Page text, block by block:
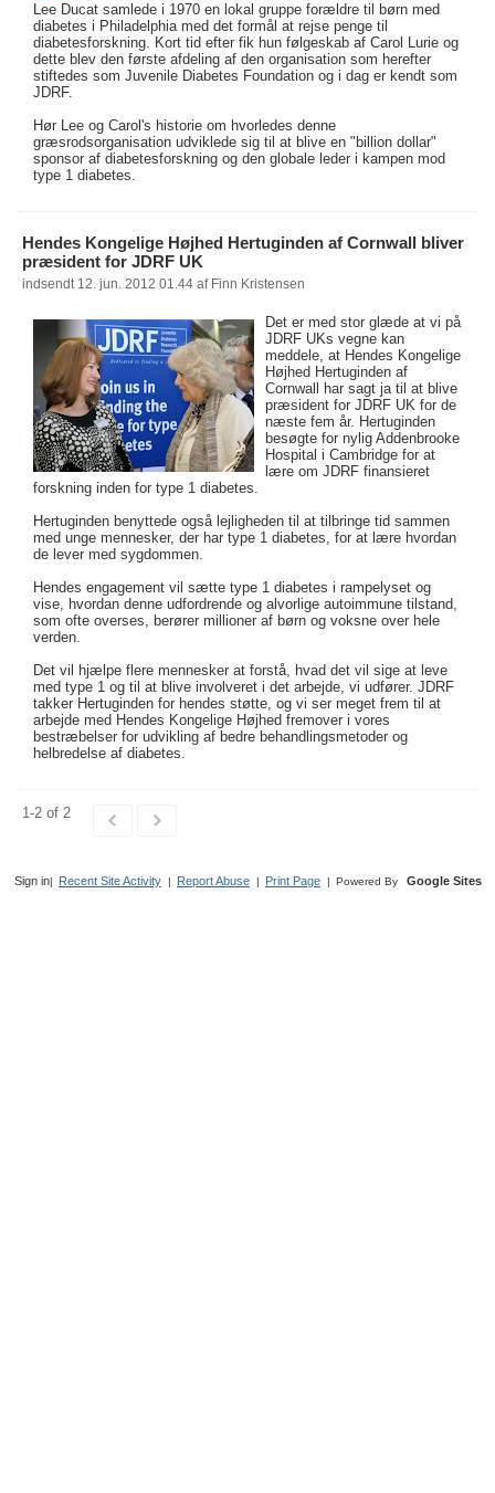
Lee Ducat samlede i 1970 en lokal gruppe forældre til børn med
diabetes i Philadelphia med det formål at rejse penge til
diabetesforskning. Kort tid efter fik hun følgeskab af Carol Lurie og
dette blev den første afdeling af den organisation som herefter
stiftedes som Juvenile Diabetes Foundation og i dag er kendt som
JDRF.
Hør Lee og Carol's historie om hvorledes denne
græsrodsorganisation udviklede sig til at blive en "billion dollar"
sponsor af diabetesforskning og den globale leder i kampen mod
type 1 diabetes.
Hendes Kongelige Højhed Hertuginden af Cornwall bliver
præsident for JDRF UK
indsendt 12. jun. 2012 01.44 af Finn Kristensen
Det er med stor glæde at vi på
JDRF UKs vegne kan
meddele, at Hendes Kongelige
Højhed Hertuginden af
Cornwall har sagt ja til at blive
præsident for JDRF UK for de
næste fem år. Hertuginden
besøgte for nylig Addenbrooke
Hospital i Cambridge for at
lære om JDRF finansieret
forskning inden for type 1 diabetes.
Hertuginden benyttede også lejligheden til at tilbringe tid sammen
med unge mennesker, der har type 1 diabetes, for at lære hvordan
de lever med sygdommen.
Hendes engagement vil sætte type 1 diabetes i rampelyset og
vise, hvordan denne udfordrende og alvorlige autoimmune tilstand,
som ofte overses, berører millioner af børn og voksne over hele
verden.
Det vil hjælpe flere mennesker at forstå, hvad det vil sige at leve
med type 1 og til at blive involveret i det arbejde, vi udfører. JDRF
takker Hertuginden for hendes støtte, og vi ser meget frem til at
arbejde med Hendes Kongelige Højhed fremover i vores
bestræbelser for udvikling af bedre behandlingsmetoder og
helbredelse af diabetes.
1-2 of 2
Sign in| Recent Site Activity | Report Abuse | Print Page | Powered By Google Sites